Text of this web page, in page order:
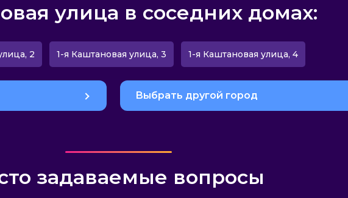
улица в соседних домах:
2 1-я Каштановая улица, 3 1-я Каштановая улица, 4
Выбрать другой город
задаваемые вопросы